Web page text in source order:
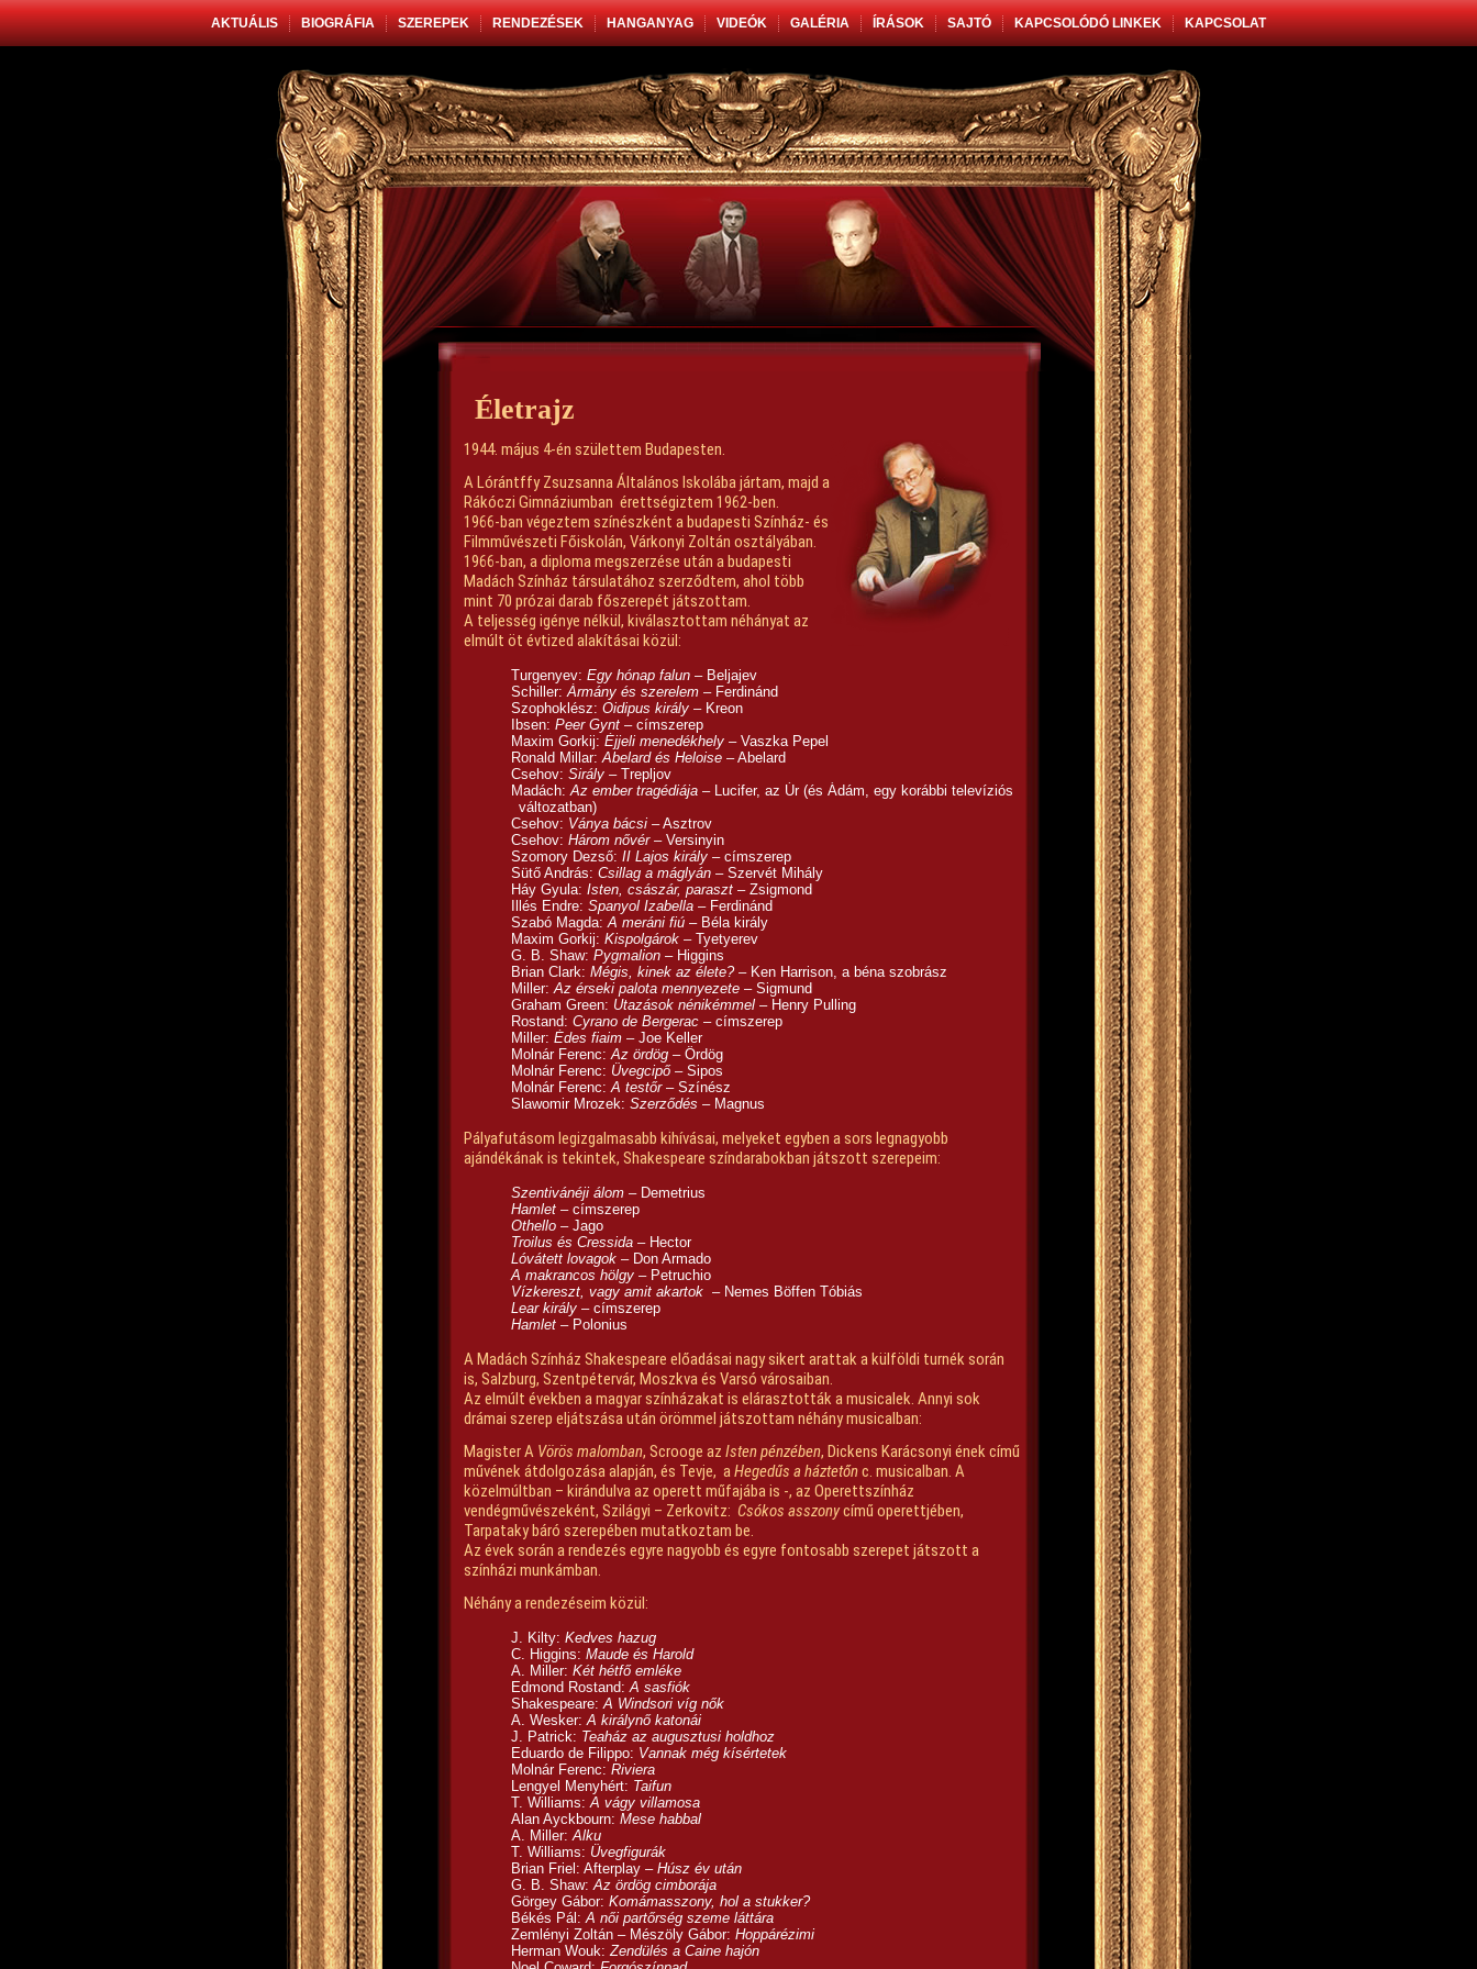
AKTUÁLIS BIOGRÁFIA SZEREPEK RENDEZÉSEK HANGANYAG VIDEÓK GALÉRIA ÍRÁSOK SAJTÓ KAPCSOLÓDÓ LINKEK KAPCSOLAT
Életrajz
1944. május 4-én születtem Budapesten.
A Lórántffy Zsuzsanna Általános Iskolába jártam, majd a
Rákóczi Gimnáziumban érettségiztem 1962-ben.
1966-ban végeztem színészként a budapesti Színház- és
Filmművészeti Főiskolán, Várkonyi Zoltán osztályában.
1966-ban, a diploma megszerzése után a budapesti
Madách Színház társulatához szerződtem, ahol több
mint 70 prózai darab főszerepét játszottam.
A teljesség igénye nélkül, kiválasztottam néhányat az
elmúlt öt évtized alakításai közül:
Turgenyev: Egy hónap falun – Beljajev
Schiller:Ármány és szerelem – Ferdinánd
Szophoklész: Oidipus király – Kreon
Ibsen: Peer Gynt – címszerep
Maxim Gorkij: Éjjeli menedékhely – Vaszka Pepel
Ronald Millar:Abelard és Heloise – Abelard
Csehov: Sirály – Trepljov
Madách:Az ember tragédiája – Lucifer, az Úr (és Ádám, egy korábbi televíziós
változatban)
Csehov: Ványa bácsi – Asztrov
Csehov: Három nővér– Versinyin
Szomory Dezső: II Lajos király – címszerep
Sütő András: Csillag a máglyán – Szervét Mihály
Háy Gyula: Isten, császár, paraszt – Zsigmond
Illés Endre: Spanyol Izabella – Ferdinánd
Szabó Magda:A meráni fiú – Béla király
Maxim Gorkij: Kispolgárok – Tyetyerev
G. B. Shaw: Pygmalion – Higgins
Brian Clark: Mégis, kinek az élete?– Ken Harrison, a béna szobrász
Miller:Az érseki palota mennyezete – Sigmund
Graham Green: Utazások nénikémmel – Henry Pulling
Rostand: Cyrano de Bergerac – címszerep
Miller: Édes fiaim – Joe Keller
Molnár Ferenc:Az ördög – Ördög
Molnár Ferenc: Üvegcipő– Sipos
Molnár Ferenc:A testőr– Színész
Slawomir Mrozek: Szerződés – Magnus
Pályafutásom legizgalmasabb kihívásai, melyeket egyben a sors legnagyobb
ajándékának is tekintek, Shakespeare színdarabokban játszott szerepeim:
Szentivánéji álom – Demetrius
Hamlet – címszerep
Othello – Jago
Troilus és Cressida – Hector
Lóvátett lovagok – Don Armado
A makrancos hölgy – Petruchio
Vízkereszt, vagy amit akartok – Nemes Böffen Tóbiás
Lear király – címszerep
Hamlet – Polonius
A Madách Színház Shakespeare előadásai nagy sikert arattak a külföldi turnék során
is, Salzburg, Szentpétervár, Moszkva és Varsó városaiban.
Az elmúlt években a magyar színházakat is elárasztották a musicalek. Annyi sok
drámai szerep eljátszása után örömmel játszottam néhány musicalban:
Magister A Vörös malomban, Scrooge az Isten pénzében, Dickens Karácsonyi ének című
művének átdolgozása alapján, és Tevje, aHegedűs a háztetőnc. musicalban. A
közelmúltban – kirándulva az operett műfajába is -, az Operettszínház
vendégművészeként, Szilágyi – Zerkovitz: Csókos asszonycímű operettjében,
Tarpataky báró szerepében mutatkoztam be.
Az évek során a rendezés egyre nagyobb és egyre fontosabb szerepet játszott a
színházi munkámban.
Néhány a rendezéseim közül:
J. Kilty: Kedves hazug
C. Higgins: Maude és Harold
A. Miller: Két hétfő emléke
Edmond Rostand:A sasfiók
Shakespeare:A Windsori víg nők
A. Wesker:A királynő katonái
J. Patrick: Teaház az augusztusi holdhoz
Eduardo de Filippo: Vannak még kísértetek
Molnár Ferenc: Riviera
Lengyel Menyhért: Taifun
T. Williams:A vágy villamosa
Alan Ayckbourn: Mese habbal
A. Miller:Alku
T. Williams: Üvegfigurák
Brian Friel: Afterplay – Húsz év után
G. B. Shaw:Az ördög cimborája
Görgey Gábor: Komámasszony, hol a stukker?
Békés Pál:A női partőrség szeme láttára
Zemlényi Zoltán – Mészöly Gábor: Hoppárézimi
Herman Wouk:Zendülés a Caine hajón